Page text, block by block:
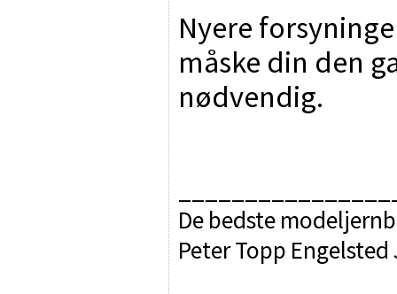
Nyere
måske din den
nødvendig.
De bedste
Peter Topp Engelsted